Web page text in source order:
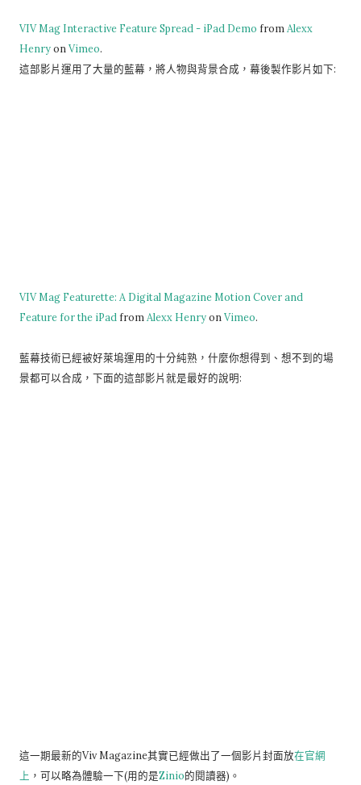
VIV Mag Interactive Feature Spread - iPad Demo from Alexx
Henryon Vimeo.
這部影片運用了大量的藍幕，將人物與背景合成，幕後製作影片如下:
VIV Mag Featurette: A Digital Magazine Motion Cover and
Feature for the iPad from Alexx Henryon Vimeo.
藍幕技術已經被好萊塢運用的十分純熟，什麼你想得到、想不到的場
景都可以合成，下面的這部影片就是最好的說明:
這一期最新的Viv Magazine其實已經做出了一個影片封面放在官網
上 ，可以略為體驗一下(用的是Zinio的閱讀器)。